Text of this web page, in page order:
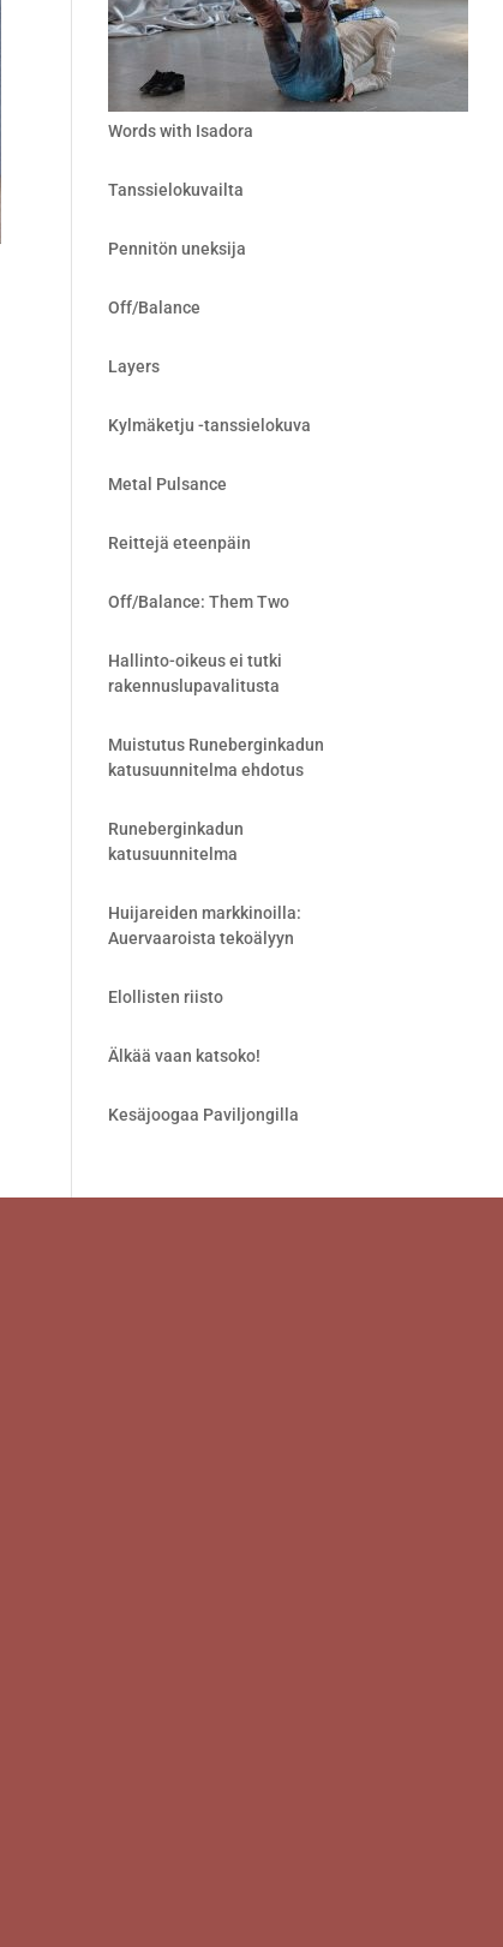
Words with Isadora
Tanssielokuvailta
Pennitön uneksija
Off/Balance
Layers
Kylmäketju -tanssielokuva
Metal Pulsance
Reittejä eteenpäin
Off/Balance: Them Two
Hallinto-oikeus ei tutki
rakennuslupavalitusta
Muistutus Runeberginkadun
katusuunnitelma ehdotus
Runeberginkadun
katusuunnitelma
Huijareiden markkinoilla:
Auervaaroista tekoälyyn
Elollisten riisto
Älkää vaan katsoko!
Kesäjoogaa Paviljongilla